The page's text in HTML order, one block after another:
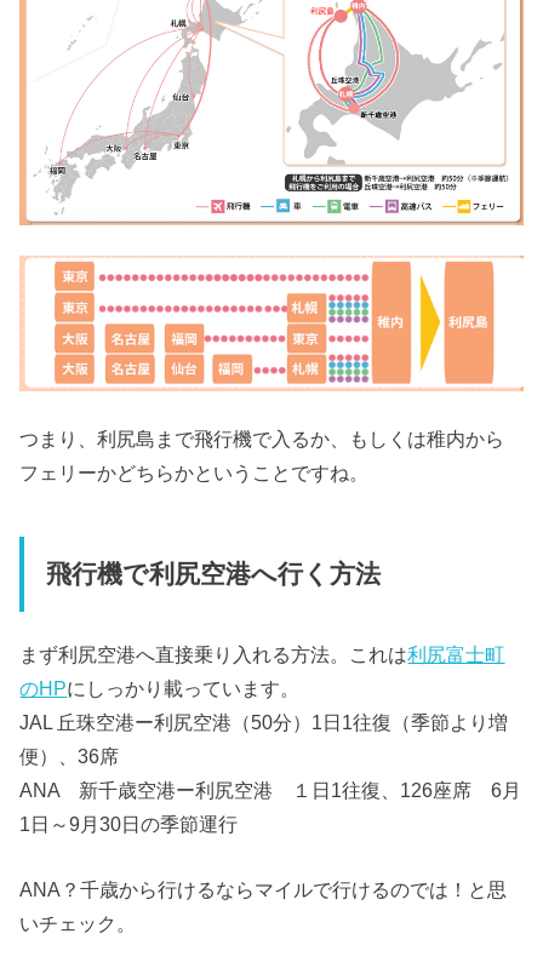
つまり、利尻島まで飛行機で入るか、もしくは稚内から
フェリーかどちらかということですね。
飛行機で利尻空港へ行く方法
まず利尻空港へ直接乗り入れる方法。これは利尻富士町
のHPにしっかり載っています。
JAL 丘珠空港ー利尻空港（50分）1日1往復（季節より増
便）、36席
ANA 新千歳空港ー利尻空港 １日1往復、126座席 6月
1日～9月30日の季節運行
ANA？千歳から行けるならマイルで行けるのでは！と思
いチェック。